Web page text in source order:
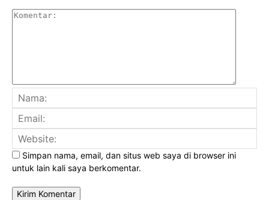
Simpan nama, email, dan situs web saya di browser ini
untuk lain kali saya berkomentar.